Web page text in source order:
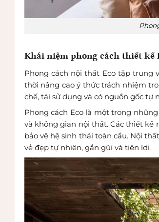
Khái niệm phong cách thiết kế
Phong cách nội thất Eco tập trung
thời nâng cao ý thức trách nhiệm
chế, tái sử dụng và có nguồn gốc
Phong cách Eco là một trong
và không gian nội thất. Các thiết
bảo vệ hệ sinh thái toàn cầu. Nội
vẻ đẹp tự nhiên, gần gũi và tiện lợi.